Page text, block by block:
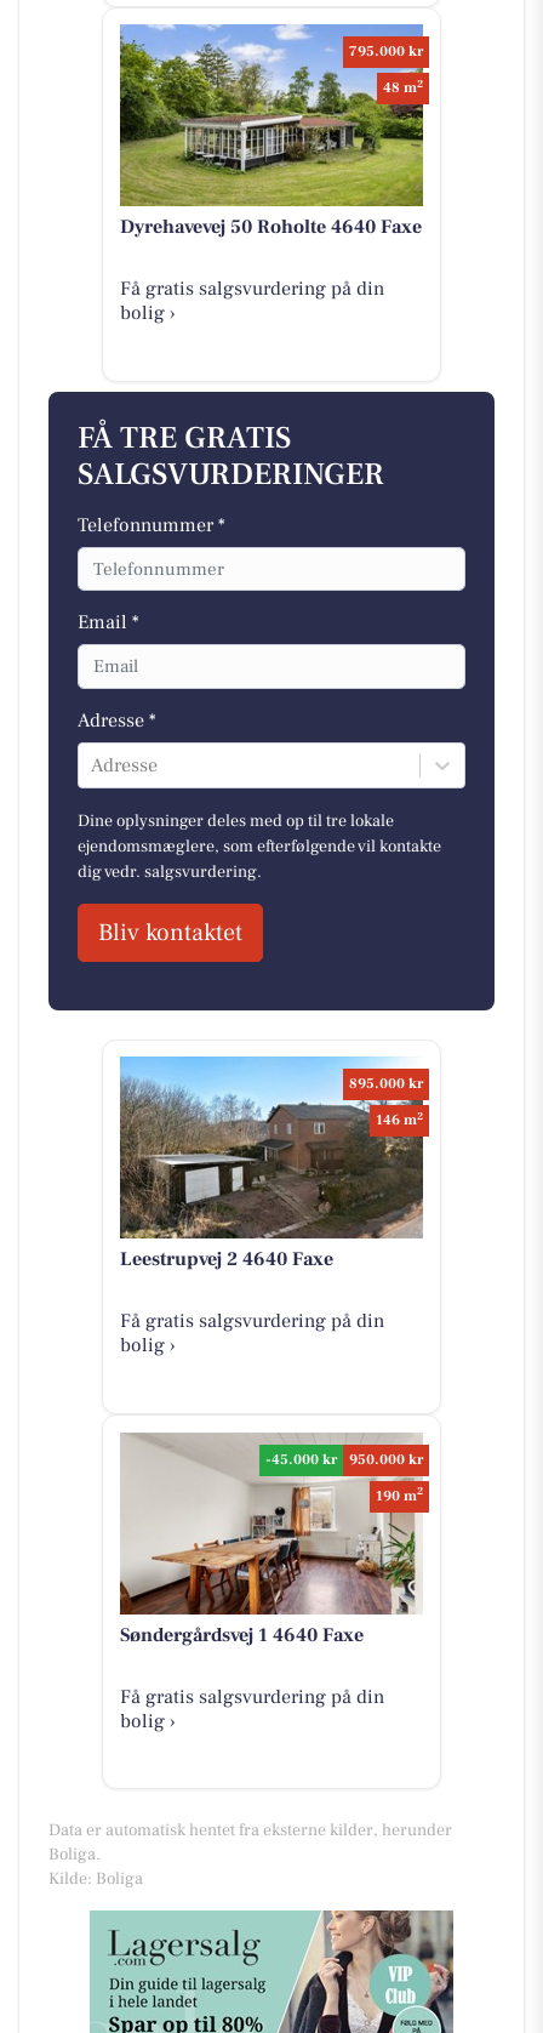
795.000 kr
48 m2
Dyrehavevej 50 Roholte 4640 Faxe
Få gratis salgsvurdering på din
bolig ›
FÅ TRE GRATIS
SALGSVURDERINGER
Telefonnummer *
Email *
Adresse *
Adresse
Dine oplysninger deles med op til tre lokale
ejendomsmæglere, som efterfølgende vil kontakte
dig vedr. salgsvurdering.
Bliv kontaktet
895.000 kr
146 m2
Leestrupvej 2 4640 Faxe
Få gratis salgsvurdering på din
bolig ›
-45.000 kr
950.000 kr
190 m2
Søndergårdsvej 1 4640 Faxe
Få gratis salgsvurdering på din
bolig ›
Data er automatisk hentet fra eksterne kilder, herunder
Boliga.
Kilde: Boliga